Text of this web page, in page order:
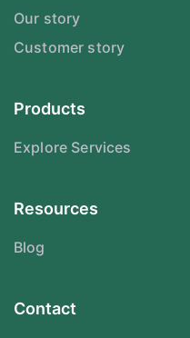
Our story
Customer story
Products
Explore Services
Resources
Blog
Contact